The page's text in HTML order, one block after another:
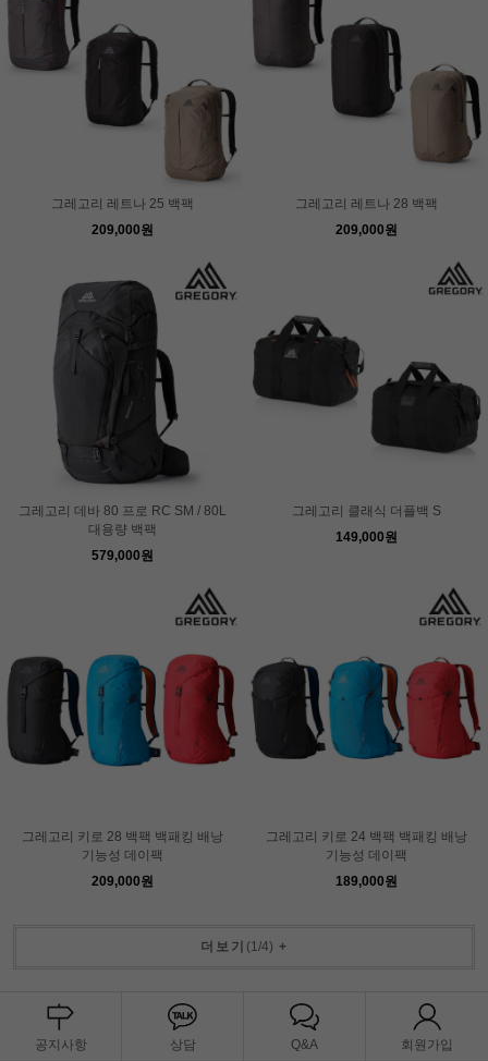
그레고리 레트나 25 백팩
209,000원
그레고리 레트나 28 백팩
209,000원
그레고리 데바 80 프로 RC SM / 80L
대용량 백팩
579,000원
그레고리 클래식 더플백 S
149,000원
그레고리 키로 28 백팩 백패킹 배낭
기능성 데이팩
209,000원
그레고리 키로 24 백팩 백패킹 배낭
기능성 데이팩
189,000원
더보기 (1 /4) +
공지사항 상담 Q&A 회원가입